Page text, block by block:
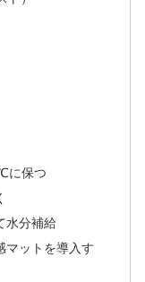
に保つ
水分補給
マットを導入す